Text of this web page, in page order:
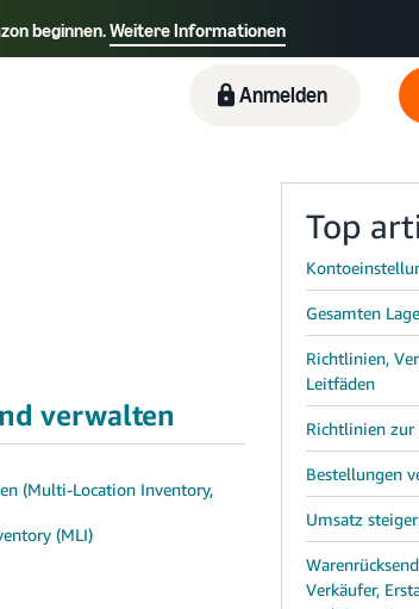
beginnen.Weitere Informationen
aus
Tiếng Việt - VN
Anmelden
verwalten
(Multi-Location Inventory,
(MLI)
Top
Gesamten
Richtlinien,
Leitfäden
Richtlinien
Bestellungen
Umsatz
Verkäufer,